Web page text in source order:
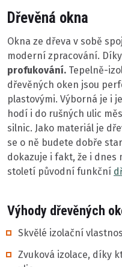
Dřevěná okna
Okna ze dřeva v sobě
moderní zpracování.
profukování. Tepelně-
dřevěných oken jsou
plastovými. Výborná je i
hodí i do rušných ulic
silnic. Jako materiál je
se o ně budete dobře
dokazuje i fakt, že i dnes
století původní funkční
Výhody dřevěných
Skvělé izolační
Zvuková izolace, díky